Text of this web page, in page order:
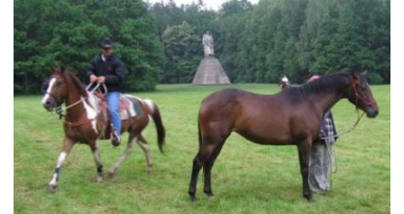
STÁJ ECOLA (HAKLOVY DVORY)
ECOLA EQUESTRIAN
PROBĚHLÉ AKCE
AKCE 2025